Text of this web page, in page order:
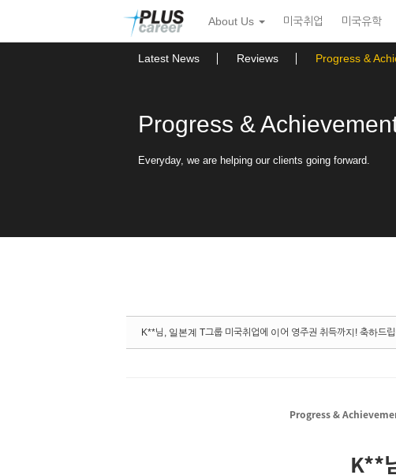
뉴
토
About Us 미국취업 미국유학
Latest News Reviews Progress &
Progress &
Everyday, we are helping our clients going forward.
K**님, 일본계 T그룹 미국취업에 이어 영주권 취득까지! 축하드
Progress &
K**